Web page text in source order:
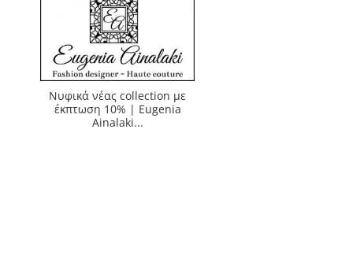
Νυφικά νέας collection με
έκπτωση 10% | Eugenia
Ainalaki...